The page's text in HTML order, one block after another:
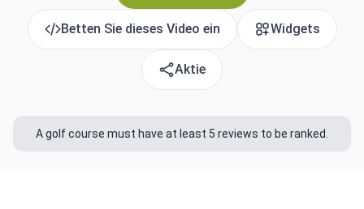
Betten Sie dieses Video ein Widgets
Aktie
A golf course must have at least 5 reviews to be ranked.